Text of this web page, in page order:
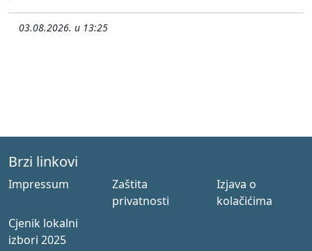
03.08.2026. u 13:25
Brzi linkovi
Impressum
Zaštita
privatnosti
Izjava o
kolačićima
Cjenik lokalni
izbori 2025